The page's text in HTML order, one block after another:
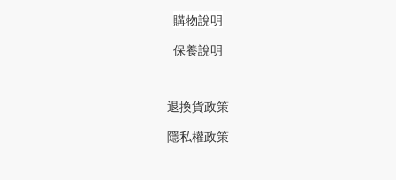
購物說明
保養說明
退換貨政策
隱私權政策